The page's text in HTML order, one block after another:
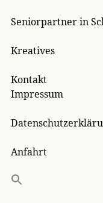
Seniorpartner in
Kreatives
Kontakt
Impressum
Anfahrt